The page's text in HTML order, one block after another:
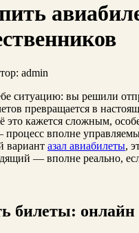
admin
ситуацию: вы решили
превращается в
это кажется сложным,
вполне
вариант азал авиабилеты,
— вполне реально,
билеты: онлайн